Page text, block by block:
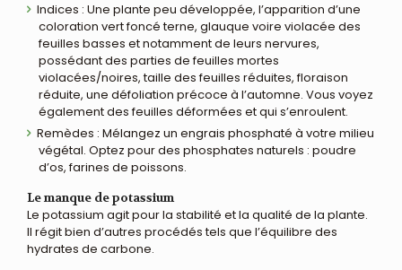
Indices : Une plante peu développée, l’apparition d’une
coloration vert foncé terne, glauque voire violacée des
feuilles basses et notamment de leurs nervures,
possédant des parties de feuilles mortes
violacées/noires, taille des feuilles réduites, floraison
réduite, une défoliation précoce à l’automne. Vous voyez
également des feuilles déformées et qui s’enroulent.
Remèdes : Mélangez un engrais phosphaté à votre milieu
végétal. Optez pour des phosphates naturels : poudre
d’os, farines de poissons.
Le manque de potassium
Le potassium agit pour la stabilité et la qualité de la plante.
Il régit bien d’autres procédés tels que l’équilibre des
hydrates de carbone.